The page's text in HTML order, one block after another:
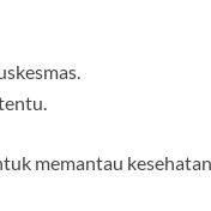
memantau kesehatan